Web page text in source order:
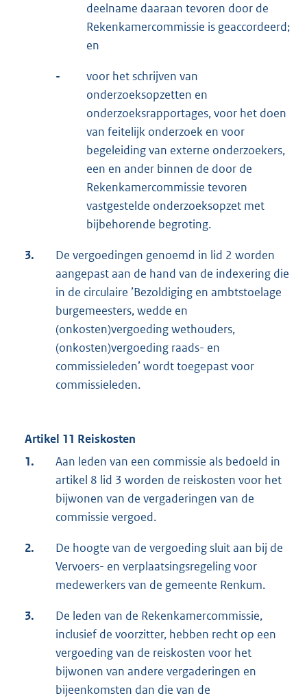
deelname daaraan tevoren door de
Rekenkamercommissie is geaccordeerd;
en
-
voor het schrijven van
onderzoeksopzetten en
onderzoeksrapportages, voor het doen
van feitelijk onderzoek en voor
begeleiding van externe onderzoekers,
een en ander binnen de door de
Rekenkamercommissie tevoren
vastgestelde onderzoeksopzet met
bijbehorende begroting.
3.
De vergoedingen genoemd in lid 2 worden
aangepast aan de hand van de indexering die
in de circulaire ’Bezoldiging en ambtstoelage
burgemeesters, wedde en
(onkosten)vergoeding wethouders,
(onkosten)vergoeding raads- en
commissieleden’ wordt toegepast voor
commissieleden.
Artikel 11 Reiskosten
1.
Aan leden van een commissie als bedoeld in
artikel 8 lid 3 worden de reiskosten voor het
bijwonen van de vergaderingen van de
commissie vergoed.
2.
De hoogte van de vergoeding sluit aan bij de
Vervoers- en verplaatsingsregeling voor
medewerkers van de gemeente Renkum.
3.
De leden van de Rekenkamercommissie,
inclusief de voorzitter, hebben recht op een
vergoeding van de reiskosten voor het
bijwonen van andere vergaderingen en
bijeenkomsten dan die van de